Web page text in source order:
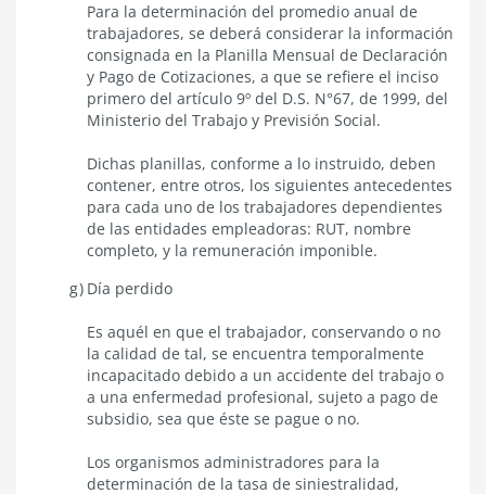
Para la determinación del promedio anual de
trabajadores, se deberá considerar la información
consignada en la Planilla Mensual de Declaración
y Pago de Cotizaciones, a que se refiere el inciso
primero del artículo 9º del D.S. N°67, de 1999, del
Ministerio del Trabajo y Previsión Social.
Dichas planillas, conforme a lo instruido, deben
contener, entre otros, los siguientes antecedentes
para cada uno de los trabajadores dependientes
de las entidades empleadoras: RUT, nombre
completo, y la remuneración imponible.
Día perdido
Es aquél en que el trabajador, conservando o no
la calidad de tal, se encuentra temporalmente
incapacitado debido a un accidente del trabajo o
a una enfermedad profesional, sujeto a pago de
subsidio, sea que éste se pague o no.
Los organismos administradores para la
determinación de la tasa de siniestralidad,